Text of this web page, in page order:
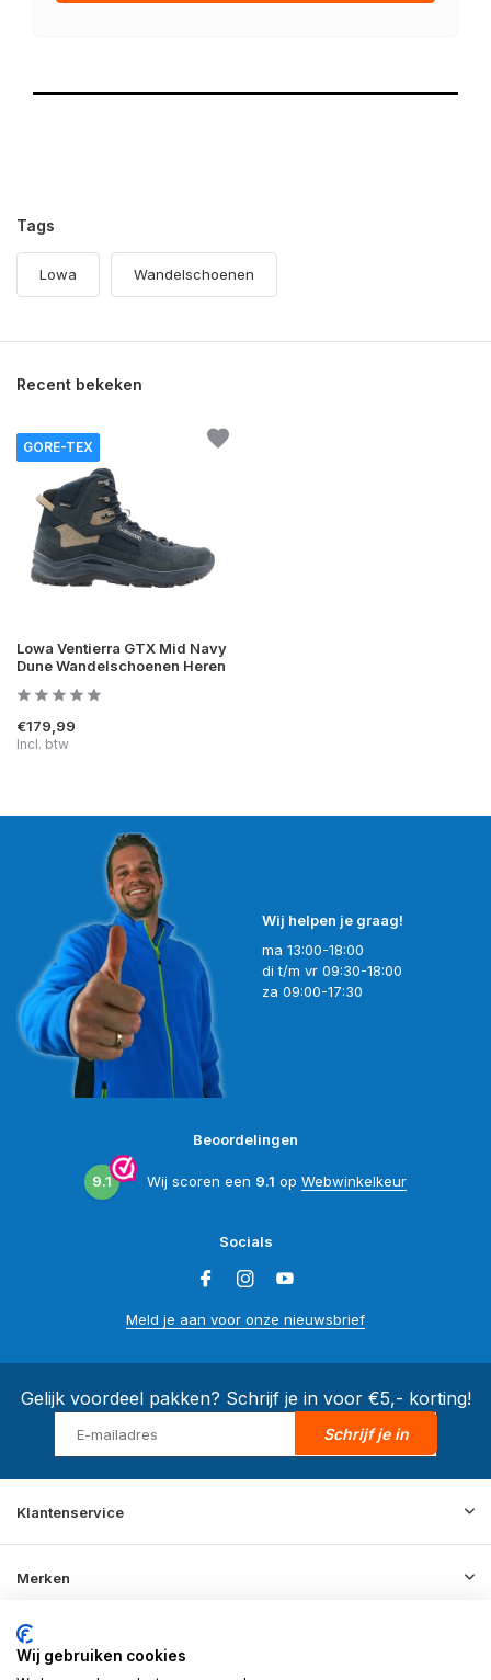
Tags
Lowa Wandelschoenen
Recent bekeken
GORE-TEX
Lowa Ventierra GTX Mid Navy
Dune Wandelschoenen Heren
€179,99
Incl. btw
Wij helpen je graag!
ma 13:00-18:00
di t/m vr 09:30-18:00
za 09:00-17:30
Beoordelingen
9.1 Wij scoren een 9.1 op Webwinkelkeur
Socials
Meld je aan voor onze nieuwsbrief
Gelijk voordeel pakken? Schrijf je in voor €5,- korting!
Schrijf je in
Klantenservice
Merken
Informatie
Wij gebruiken cookies